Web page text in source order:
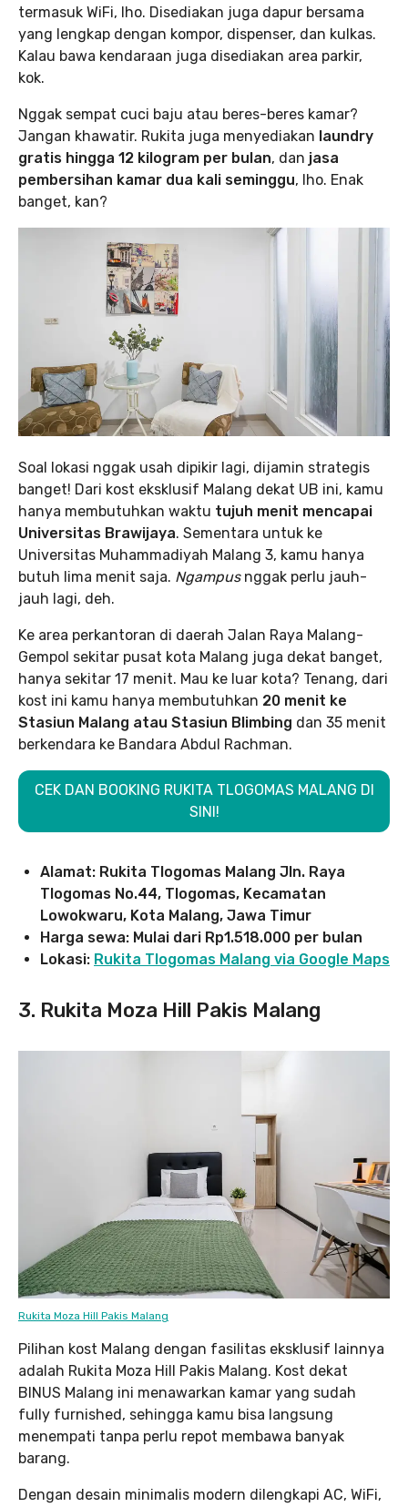
termasuk WiFi, lho. Disediakan juga dapur bersama
yang lengkap dengan kompor, dispenser, dan kulkas.
Kalau bawa kendaraan juga disediakan area parkir,
kok.
Nggak sempat cuci baju atau beres-beres kamar?
Jangan khawatir. Rukita juga menyediakan laundry
gratis hingga 12 kilogram per bulan, dan jasa
pembersihan kamar dua kali seminggu, lho. Enak
banget, kan?
Soal lokasi nggak usah dipikir lagi, dijamin strategis
banget! Dari kost eksklusif Malang dekat UB ini, kamu
hanya membutuhkan waktu tujuh menit mencapai
Universitas Brawijaya. Sementara untuk ke
Universitas Muhammadiyah Malang 3, kamu hanya
butuh lima menit saja. Ngampus nggak perlu jauh-
jauh lagi, deh.
Ke area perkantoran di daerah Jalan Raya Malang-
Gempol sekitar pusat kota Malang juga dekat banget,
hanya sekitar 17 menit. Mau ke luar kota? Tenang, dari
kost ini kamu hanya membutuhkan 20 menit ke
Stasiun Malang atau Stasiun Blimbing dan 35 menit
berkendara ke Bandara Abdul Rachman.
CEK DAN BOOKING RUKITA TLOGOMAS MALANG DI
SINI!
Alamat: Rukita Tlogomas Malang Jln. Raya
Tlogomas No.44, Tlogomas, Kecamatan
Lowokwaru, Kota Malang, Jawa Timur
Harga sewa: Mulai dari Rp1.518.000 per bulan
Lokasi: Rukita Tlogomas Malang via Google Maps
3. Rukita Moza Hill Pakis Malang
Rukita Moza Hill Pakis Malang
Pilihan kost Malang dengan fasilitas eksklusif lainnya
adalah Rukita Moza Hill Pakis Malang. Kost dekat
BINUS Malang ini menawarkan kamar yang sudah
fully furnished, sehingga kamu bisa langsung
menempati tanpa perlu repot membawa banyak
barang.
Dengan desain minimalis modern dilengkapi AC, WiFi,